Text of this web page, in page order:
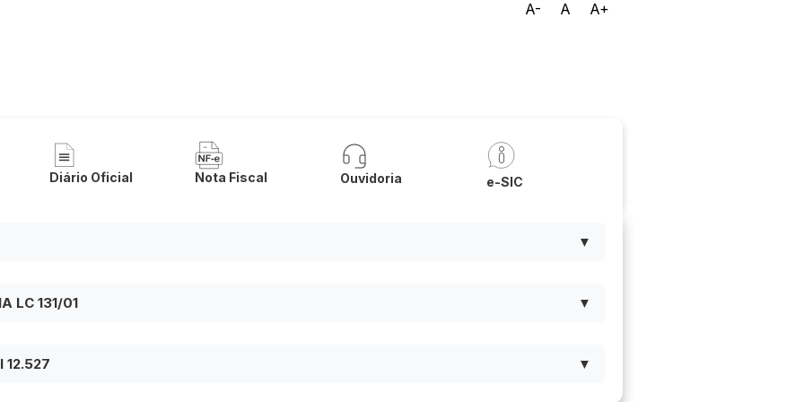
A- A A+
Diário Oficial Nota Fiscal Ouvidoria e-SIC
▼
LC 131/01 ▼
12.527 ▼